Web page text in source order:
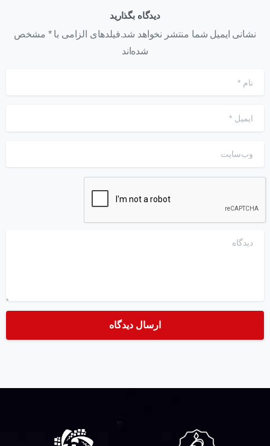
دیدگاه بگذارید
نشانی ایمیل شما منتشر نخواهد شد.فیلدهای الزامی با * مشخص
شده‌اند
*
ایمیل
وب‌سایت
دیدگاه